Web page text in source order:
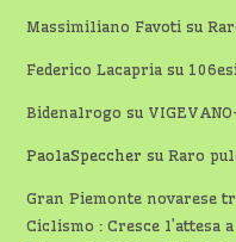
Massimiliano Favoti su
Federico Lacapria su
Bidenalrogo su
PaolaSpeccher suRaro
Gran Piemonte novarese
Ciclismo : Cresce l’attesa